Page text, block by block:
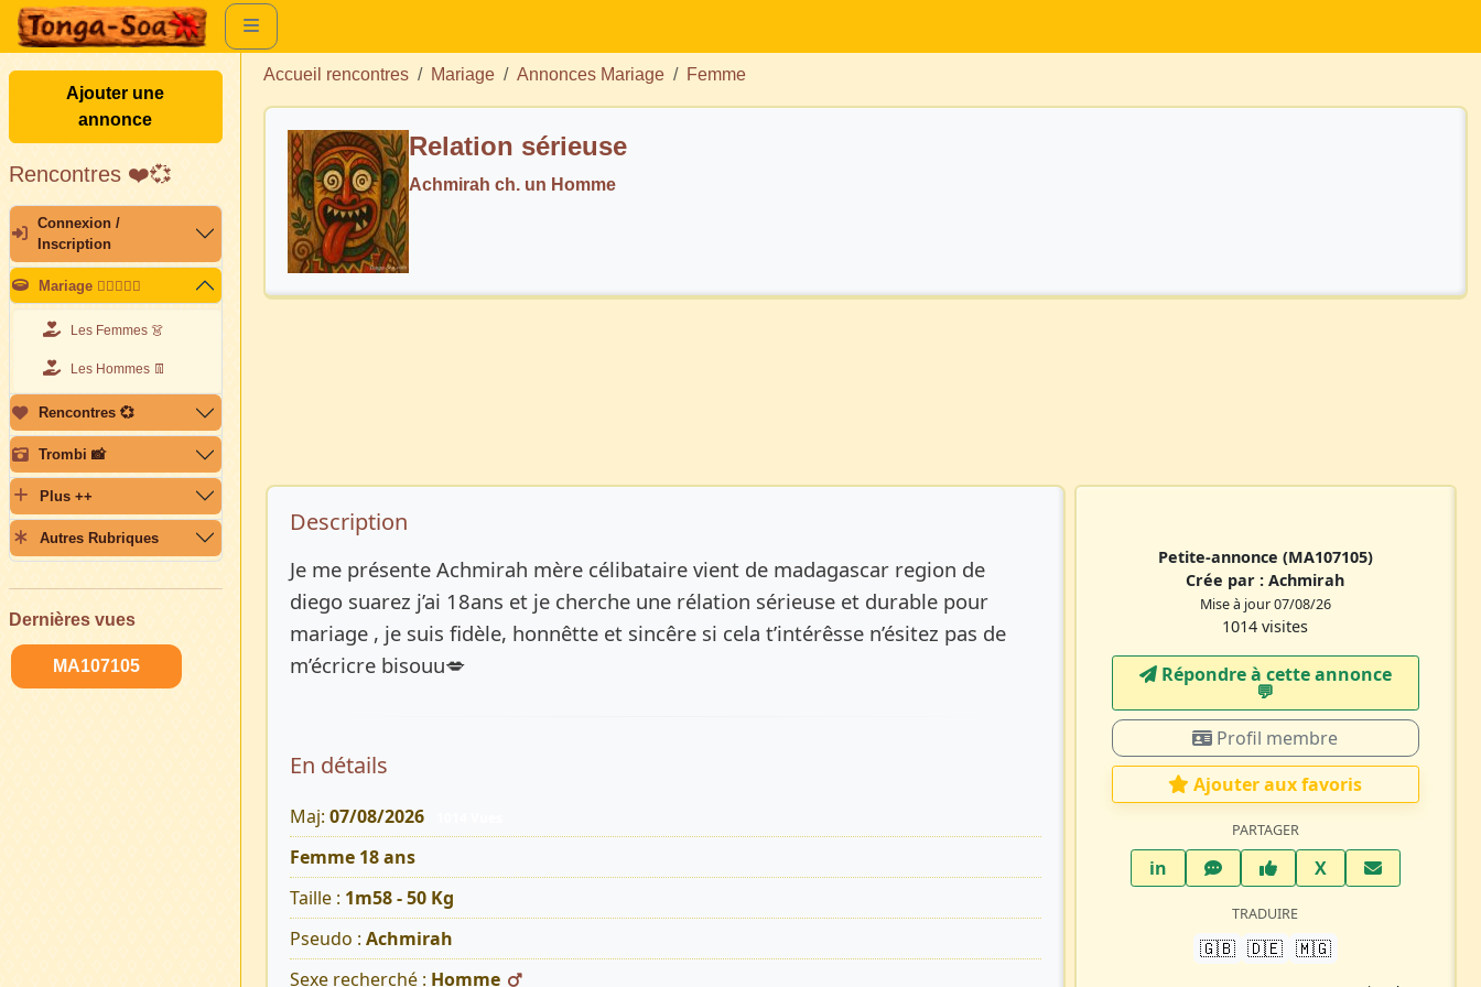
Ajouter une
annonce
Rencontres ❤️💞
Connexion /
Inscription
Mariage 👩🏽‍❤️‍👨🏽
Les Femmes 👗
Les Hommes 👖
Rencontres 💞
Trombi 📸
Plus ++
Autres Rubriques
Dernières vues
MA107105
Accueil rencontres Mariage Annonces Mariage Femme
Relation sérieuse
Achmirah ch. un Homme
Description de l’annonce
Description
Je me présente Achmirah mère célibataire vient de madagascar region de
diego suarez j’ai 18ans et je cherche une rélation sérieuse et durable pour
mariage , je suis fidèle, honnêtte et sincêre si cela t’intérêsse n’ésitez pas de
m’écricre bisouu💋
En détails
Maj: 07/08/2026
Femme 18 ans
Taille : 1m58 - 50 Kg
Pseudo : Achmirah
Sexe recherché : Homme
Petite-annonce (MA107105)
Crée par :Achmirah
Mise à jour 07/08/26
1014 visites
Répondre à cette annonce
💬​
Profil membre
Ajouter aux favoris
PARTAGER
inLinkedInWhatsAppFacebook
XTwitter X
TRADUIRE
🇬🇧 🇩🇪 🇲🇬